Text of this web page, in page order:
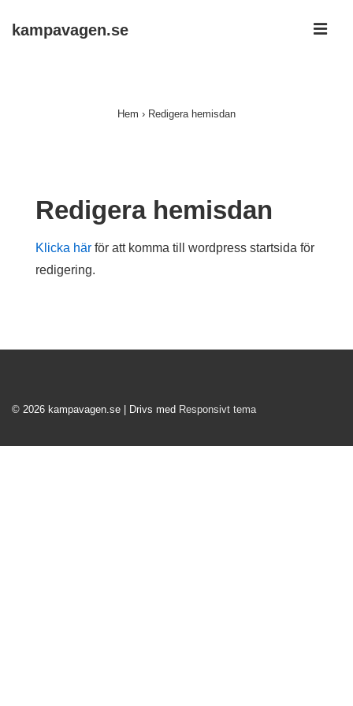
Hoppa
kampavagen.se
Hem › Redigera hemisdan
Redigera hemisdan
Klicka här för att komma till wordpress startsida för
redigering.
© 2026 kampavagen.se | Drivs med Responsivt tema